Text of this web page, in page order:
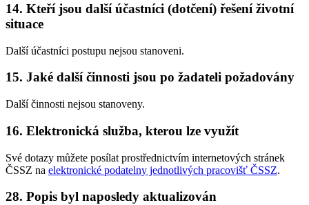
14. Kteří jsou další účastníci (dotčení) řešení životní
situace
Další účastníci postupu nejsou stanoveni.
15. Jaké další činnosti jsou po žadateli požadovány
Další činnosti nejsou stanoveny.
16. Elektronická služba, kterou lze využít
Své dotazy můžete posílat prostřednictvím internetových stránek
ČSSZ na elektronické podatelny jednotlivých pracovišť ČSSZ.
28. Popis byl naposledy aktualizován